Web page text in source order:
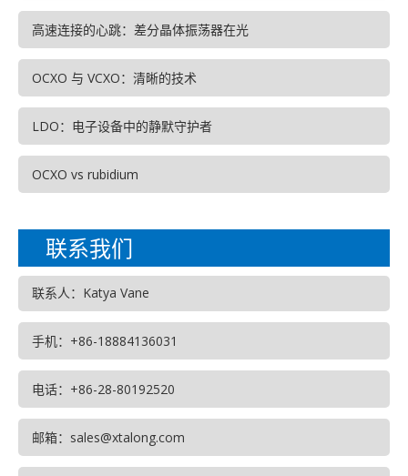
高速连接的心跳：差分晶体振荡器在光
OCXO 与 VCXO：清晰的技术
LDO：电子设备中的静默守护者
OCXO vs rubidium
联系我们
联系人：Katya Vane
手机：+86-18884136031
电话：+86-28-80192520
邮箱：sales@xtalong.com